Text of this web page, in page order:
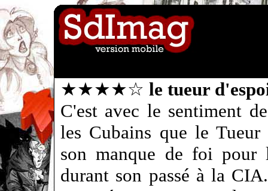
★★★★☆ le tueur
C'est avec le sentiment
les Cubains que le
son manque de foi pour
durant son passé à la